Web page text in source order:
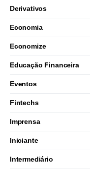
Derivativos
Economia
Economize
Educação Financeira
Eventos
Fintechs
Imprensa
Iniciante
Intermediário